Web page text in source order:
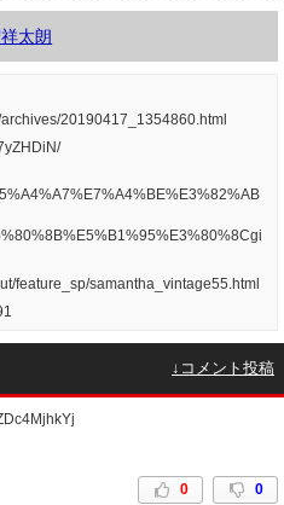
太朗
20190417_1354860.html
feature_sp/samantha_vintage55.html
↓コメント投稿
0 0